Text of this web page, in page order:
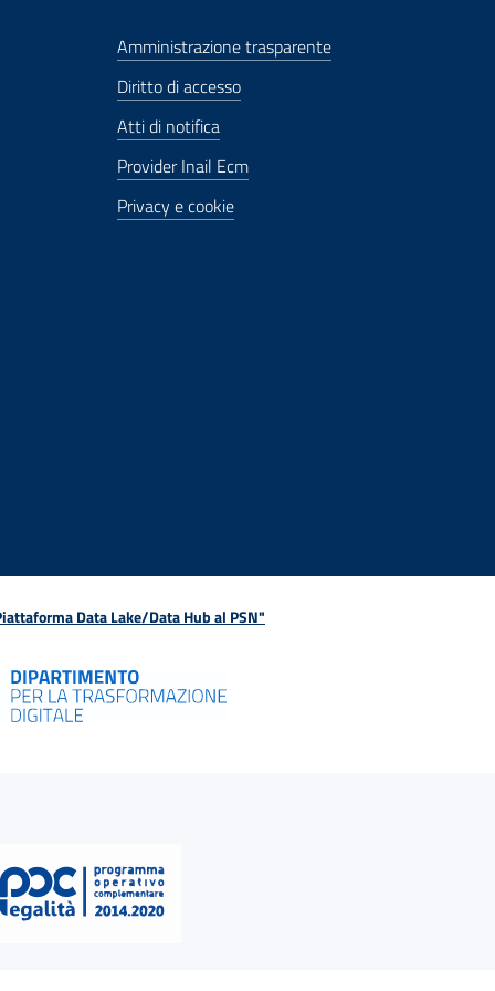
Amministrazione trasparente
Diritto di accesso
Atti di notifica
Provider Inail Ecm
Privacy e cookie
Data Lake/Data Hub al PSN"